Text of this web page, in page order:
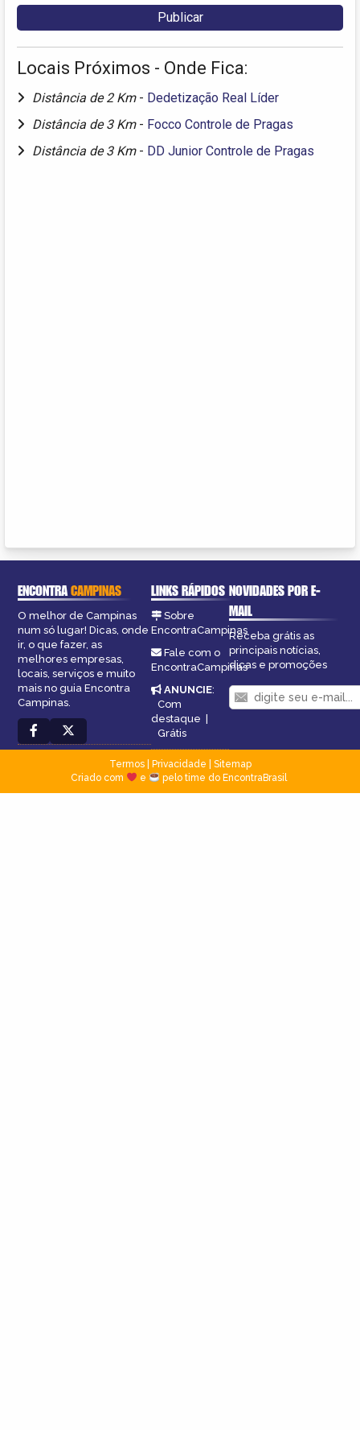
Locais Próximos - Onde Fica:
Distância de 2 Km - Dedetização Real Líder
Distância de 3 Km - Focco Controle de Pragas
Distância de 3 Km - DD Junior Controle de Pragas
ENCONTRACAMPINAS
O melhor de Campinas
num só lugar! Dicas, onde
ir, o que fazer, as
melhores empresas,
locais, serviços e muito
mais no guia Encontra
Campinas.
LINKS RÁPIDOS
Sobre
EncontraCampinas
Fale com o
EncontraCampinas
ANUNCIE:
Com
destaque |
Grátis
NOVIDADES POR E-
MAIL
Receba grátis as
principais notícias,
dicas e promoções
Termos| Privacidade
Sitemap
Criado com
e pelo time do EncontraBrasil